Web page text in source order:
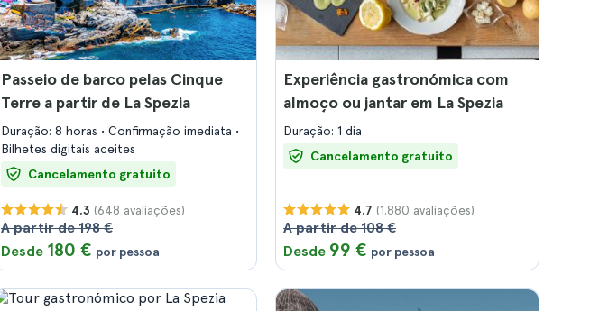
Passeio de barco pelas Cinque
Terre a partir de La Spezia
Duração: 8 horas
Confirmação imediata
Bilhetes digitais aceites
Cancelamento gratuito
4.3 (648 avaliações)
A partir de 198 €
Desde 180 € por pessoa
Experiência gastronómica com
almoço ou jantar em La Spezia
Duração: 1 dia
Cancelamento gratuito
4.7 (1.880 avaliações)
A partir de 108 €
Desde 99 € por pessoa